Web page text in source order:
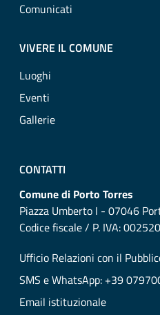
Comunicati
VIVERE IL COMUNE
Luoghi
Eventi
Gallerie
CONTATTI
Comune di Porto Torres
Piazza Umberto I - 07046
Codice fiscale / P. IVA:
Ufficio Relazioni con il
SMS e WhatsApp: +39
Email istituzionale